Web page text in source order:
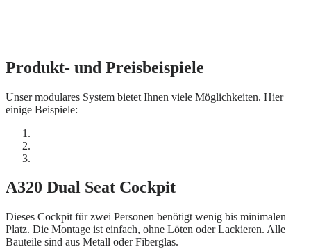
Produkt- und Preisbeispiele
Unser modulares System bietet Ihnen viele Möglichkeiten. Hier
einige Beispiele:
A320 Dual Seat Cockpit
Dieses Cockpit für zwei Personen benötigt wenig bis minimalen
Platz. Die Montage ist einfach, ohne Löten oder Lackieren. Alle
Bauteile sind aus Metall oder Fiberglas.